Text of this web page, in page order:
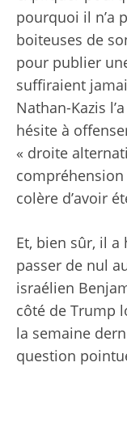
pourquoi il n’a
boiteuses de
pour publier
suffiraient
Nathan-Kazis
hésite à
« droite
colère d’avoir
Et, bien sûr, il
passer de nul
israélien
côté de Trump
la semaine
question